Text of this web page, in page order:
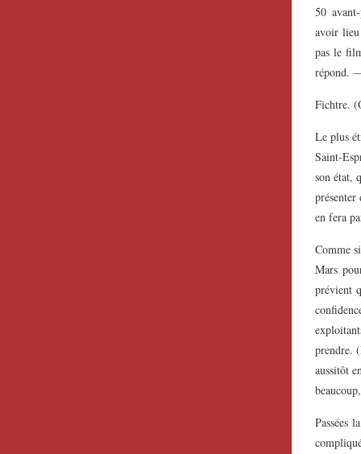
50
avoir
pas le
répond.
Fichtre.
Le plus
Saint-
son état,
présenter
en fera
Comme
Mars
prévient
prendre.
aussitôt
Passées